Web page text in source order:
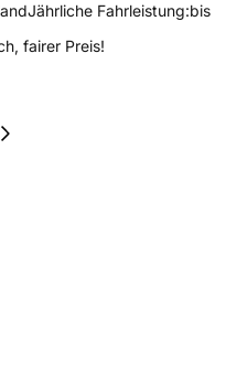
Jährliche Fahrleistung:bis
fairer Preis!